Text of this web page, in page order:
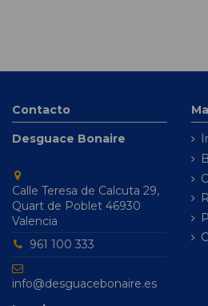
Contacto
Desguace Bonaire
Calle Teresa de Calcuta 29,
Quart de Poblet 46930
Valencia
961 100 333
info@desguacebonaire.es